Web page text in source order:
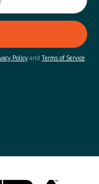
Policy andTerms of Service